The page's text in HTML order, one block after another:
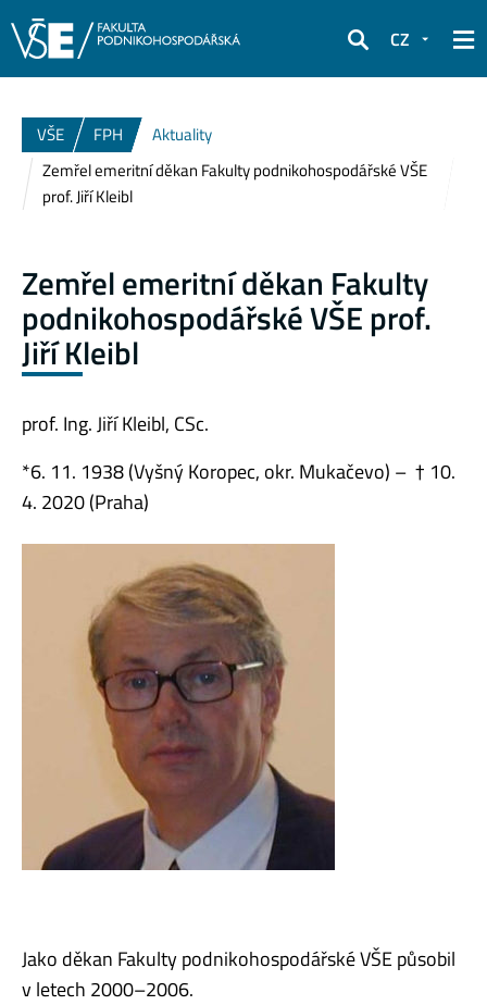
Hledat
CZ
VŠE FPH
Aktuality
Zemřel emeritní děkan Fakulty podnikohospodářské VŠE
prof. Jiří Kleibl
Zemřel emeritní děkan Fakulty
podnikohospodářské VŠE prof.
Jiří Kleibl
prof. Ing. Jiří Kleibl, CSc.
*6. 11. 1938 (Vyšný Koropec, okr. Mukačevo) – † 10.
4. 2020 (Praha)
Jako děkan Fakulty podnikohospodářské VŠE působil
v letech 2000–2006.